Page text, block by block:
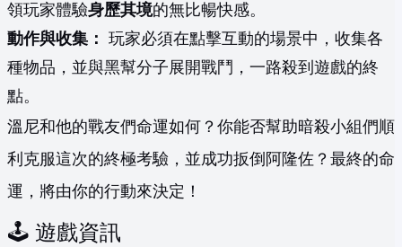
領玩家體驗身歷其境的無比暢快感。
動作與收集： 玩家必須在點擊互動的場景中，收集各
種物品，並與黑幫分子展開戰鬥，一路殺到遊戲的終
點。
溫尼和他的戰友們命運如何？你能否幫助暗殺小組們順
利克服這次的終極考驗，並成功扳倒阿隆佐？最終的命
運，將由你的行動來決定！
🕹️ 遊戲資訊